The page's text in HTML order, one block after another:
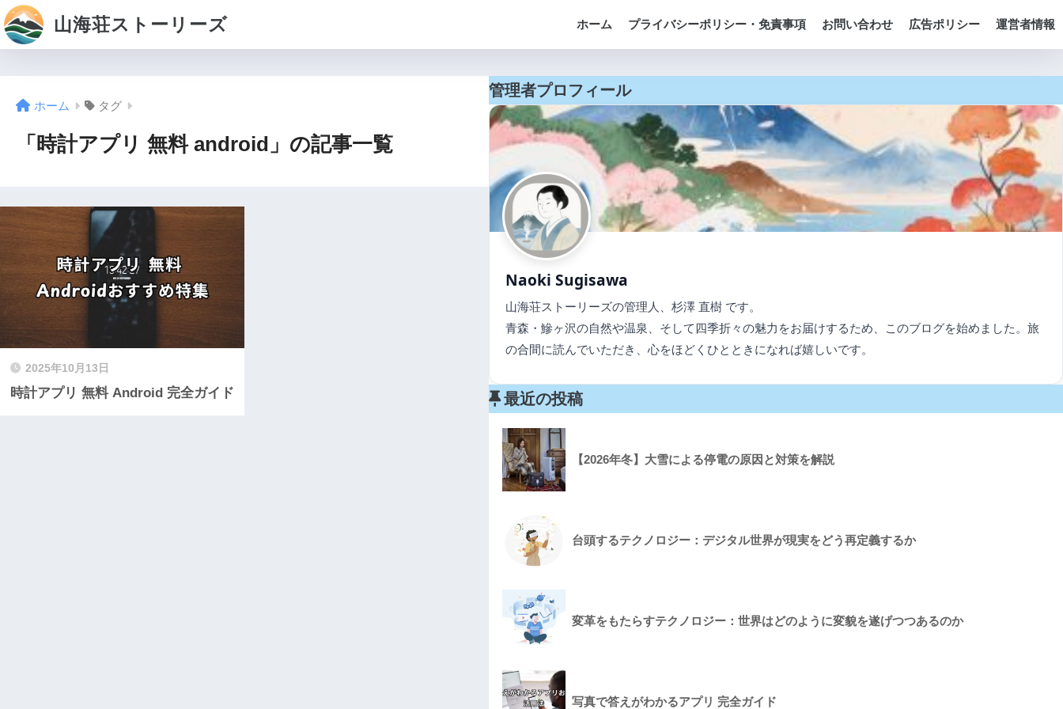
山海荘ストーリーズ ホーム プライバシーポリシー・免責事項 お問い合わせ 広告ポリシー 運営者情報
ホーム タグ
「時計アプリ 無料 android」の記事一覧
2025年10月13日
時計アプリ 無料 Android 完全ガイド
管理者プロフィール
Naoki Sugisawa
山海荘ストーリーズの管理人、杉澤 直樹 です。
青森・鰺ヶ沢の自然や温泉、そして四季折々の魅力をお届けするため、このブログを始めました。旅
の合間に読んでいただき、心をほどくひとときになれば嬉しいです。
最近の投稿
【2026年冬】大雪による停電の原因と対策を解説
台頭するテクノロジー：デジタル世界が現実をどう再定義するか
変革をもたらすテクノロジー：世界はどのように変貌を遂げつつあるのか
写真で答えがわかるアプリ 完全ガイド